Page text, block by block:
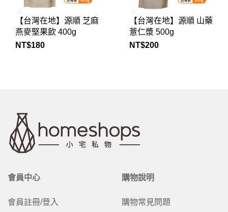
【台灣在地】源順 山藥
薏仁漿 500g
NT$200
日初良食 天然赤藻糖醇
350g
NT$250 NT$
會員中心
會員註冊/登入
購物說明
購物常見問題